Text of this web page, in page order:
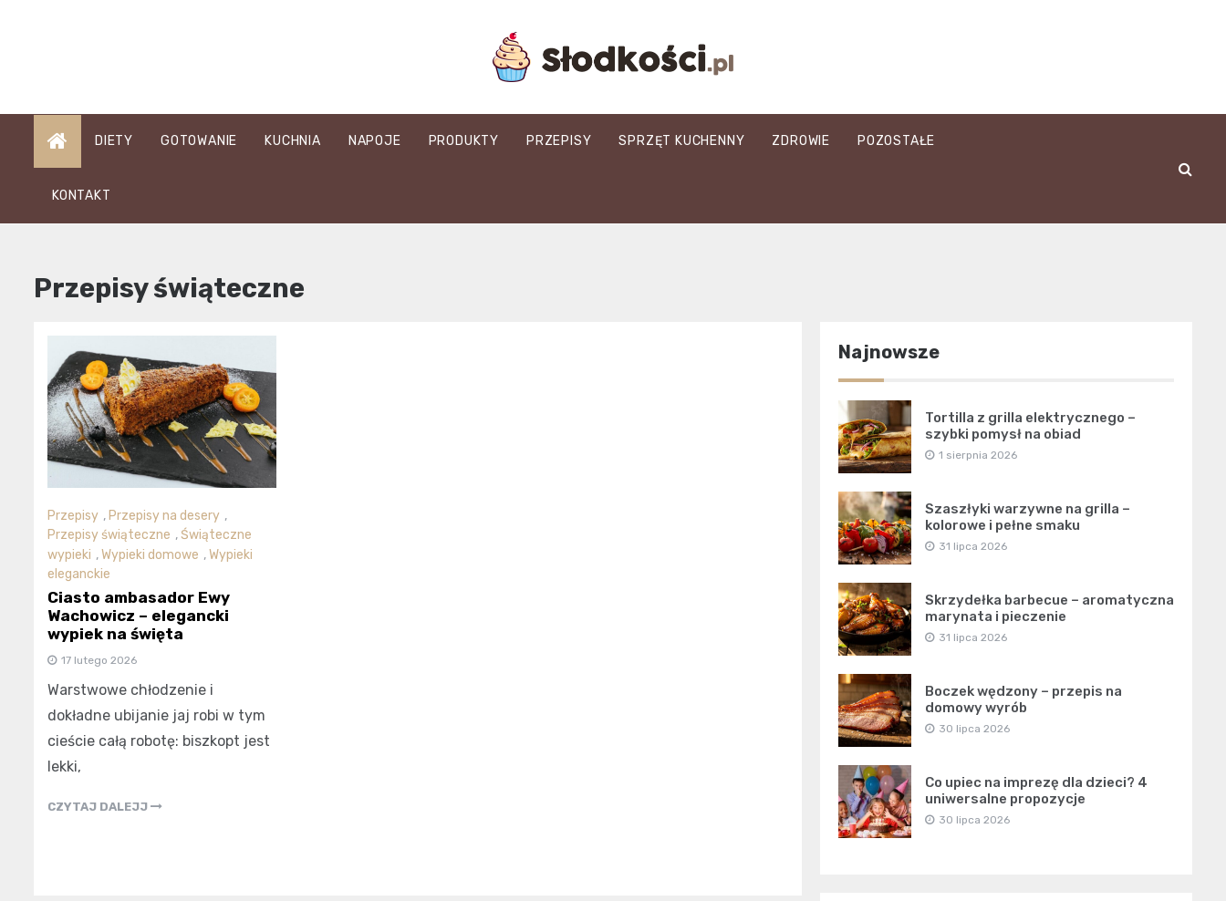
slodkosci.pl
DIETY GOTOWANIE KUCHNIA NAPOJE PRODUKTY PRZEPISY SPRZĘT KUCHENNY ZDROWIE POZOSTAŁE
KONTAKT
Przepisy świąteczne
Przepisy , Przepisy na desery ,
Przepisy świąteczne ,Świąteczne
wypieki ,Wypieki domowe ,Wypieki
eleganckie
Ciasto ambasador Ewy
Wachowicz – elegancki
wypiek na święta
17 lutego 2026
Warstwowe chłodzenie i
dokładne ubijanie jaj robi w tym
cieście całą robotę: biszkopt jest
lekki,
CZYTAJ DALEJJ
Najnowsze
Tortilla z grilla elektrycznego –
szybki pomysł na obiad
1 sierpnia 2026
Szaszłyki warzywne na grilla –
kolorowe i pełne smaku
31 lipca 2026
Skrzydełka barbecue – aromatyczna
marynata i pieczenie
31 lipca 2026
Boczek wędzony – przepis na
domowy wyrób
30 lipca 2026
Co upiec na imprezę dla dzieci? 4
uniwersalne propozycje
30 lipca 2026